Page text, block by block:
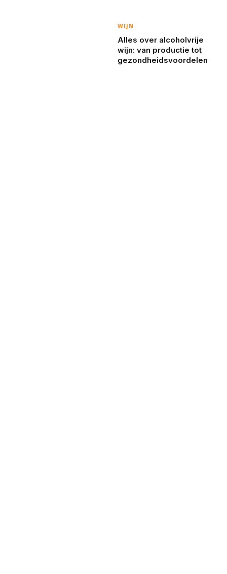
WIJN
Alles over alcoholvrije
wijn: van productie tot
gezondheidsvoordelen